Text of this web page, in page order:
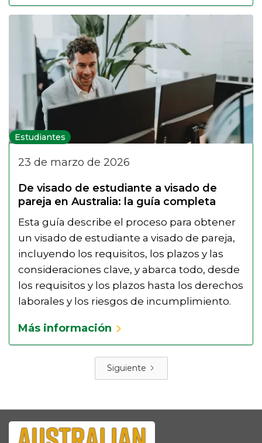
Estudiantes
23 de marzo de 2026
De visado de estudiante a visado de
pareja en Australia: la guía completa
Esta guía describe el proceso para obtener
un visado de estudiante a visado de pareja,
incluyendo los requisitos, los plazos y las
consideraciones clave, y abarca todo, desde
los requisitos y los plazos hasta los derechos
laborales y los riesgos de incumplimiento.
Más información
Siguiente